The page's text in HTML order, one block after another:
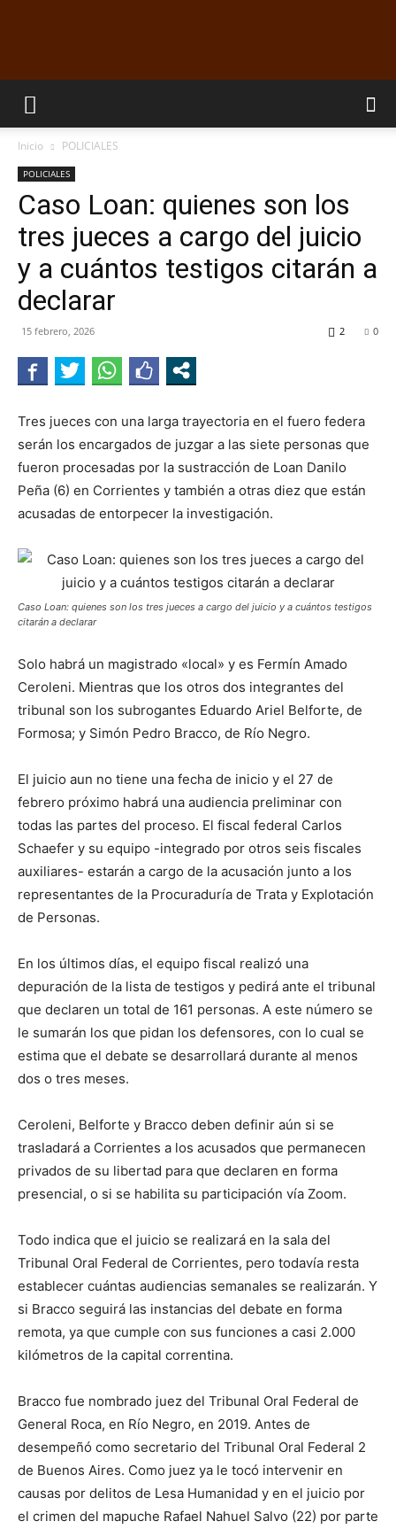
EL
RADIO
Inicio POLICIALES
POLICIALES
Caso Loan: quienes son los
tres jueces a cargo del juicio
y a cuántos testigos citarán a
declarar
15 febrero, 2026 0
2
Tres jueces con una larga trayectoria en el fuero federa
serán los encargados de juzgar a las siete personas que
fueron procesadas por la sustracción de Loan Danilo
Peña (6) en Corrientes y también a otras diez que están
acusadas de entorpecer la investigación.
Caso Loan: quienes son los tres jueces a cargo del juicio y a cuántos testigos
citarán a declarar
Solo habrá un magistrado «local» y es Fermín Amado
Ceroleni. Mientras que los otros dos integrantes del
tribunal son los subrogantes Eduardo Ariel Belforte, de
Formosa; y Simón Pedro Bracco, de Río Negro.
El juicio aun no tiene una fecha de inicio y el 27 de
febrero próximo habrá una audiencia preliminar con
todas las partes del proceso. El fiscal federal Carlos
Schaefer y su equipo -integrado por otros seis fiscales
auxiliares- estarán a cargo de la acusación junto a los
representantes de la Procuraduría de Trata y Explotación
de Personas.
En los últimos días, el equipo fiscal realizó una
depuración de la lista de testigos y pedirá ante el tribunal
que declaren un total de 161 personas. A este número se
le sumarán los que pidan los defensores, con lo cual se
estima que el debate se desarrollará durante al menos
dos o tres meses.
Ceroleni, Belforte y Bracco deben definir aún si se
trasladará a Corrientes a los acusados que permanecen
privados de su libertad para que declaren en forma
presencial, o si se habilita su participación vía Zoom.
Todo indica que el juicio se realizará en la sala del
Tribunal Oral Federal de Corrientes, pero todavía resta
establecer cuántas audiencias semanales se realizarán. Y
si Bracco seguirá las instancias del debate en forma
remota, ya que cumple con sus funciones a casi 2.000
kilómetros de la capital correntina.
Bracco fue nombrado juez del Tribunal Oral Federal de
General Roca, en Río Negro, en 2019. Antes de
desempeñó como secretario del Tribunal Oral Federal 2
de Buenos Aires. Como juez ya le tocó intervenir en
causas por delitos de Lesa Humanidad y en el juicio por
el crimen del mapuche Rafael Nahuel Salvo (22) por parte